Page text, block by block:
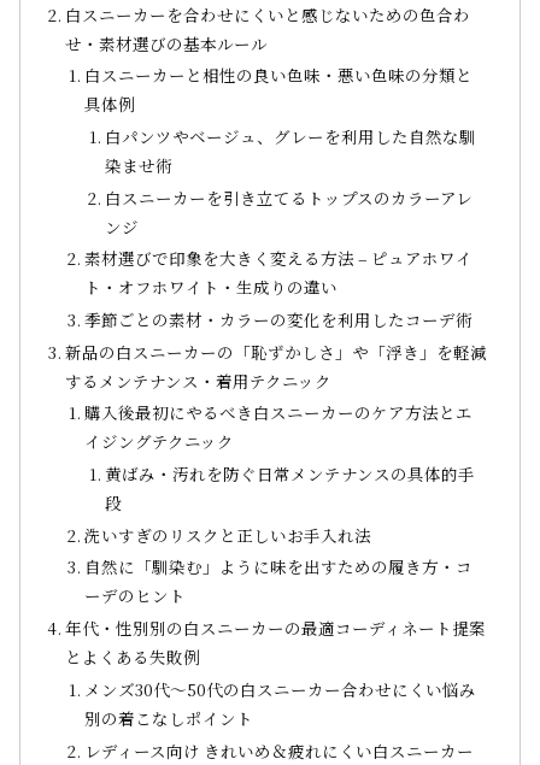
白スニーカーを合わせにくいと感じないための色合わ
せ・素材選びの基本ルール
白スニーカーと相性の良い色味・悪い色味の分類と
具体例
白パンツやベージュ、グレーを利用した自然な馴
染ませ術
白スニーカーを引き立てるトップスのカラーアレ
ンジ
素材選びで印象を大きく変える方法 – ピュアホワイ
ト・オフホワイト・生成りの違い
季節ごとの素材・カラーの変化を利用したコーデ術
新品の白スニーカーの「恥ずかしさ」や「浮き」を軽減
するメンテナンス・着用テクニック
購入後最初にやるべき白スニーカーのケア方法とエ
イジングテクニック
黄ばみ・汚れを防ぐ日常メンテナンスの具体的手
段
洗いすぎのリスクと正しいお手入れ法
自然に「馴染む」ように味を出すための履き方・コ
ーデのヒント
年代・性別別の白スニーカーの最適コーディネート提案
とよくある失敗例
メンズ30代～50代の白スニーカー合わせにくい悩み
別の着こなしポイント
レディース向け きれいめ＆疲れにくい白スニーカー